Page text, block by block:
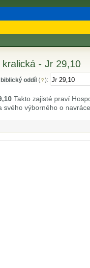
kralická - Jr 29,10
oddíl ( ):
Takto zajisté praví
svého výborného o